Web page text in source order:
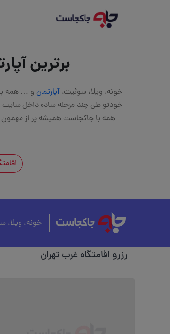
برترین
خونه، ویلا، سوئیت، آپارتمان و … همه با
خودتو طی چند مرحله ساده داخل سایت
همه با جاکجاست همیشه پر از مهمون
خونه،
رزرو اقامتگاه غرب تهران